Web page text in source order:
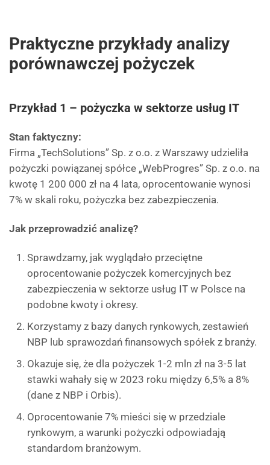
Praktyczne przykłady analizy
porównawczej pożyczek
Przykład 1 – pożyczka w sektorze usług IT
Stan faktyczny:
Firma „TechSolutions” Sp. z o.o. z Warszawy udzieliła
pożyczki powiązanej spółce „WebProgres” Sp. z o.o. na
kwotę 1 200 000 zł na 4 lata, oprocentowanie wynosi
7% w skali roku, pożyczka bez zabezpieczenia.
Jak przeprowadzić analizę?
Sprawdzamy, jak wyglądało przeciętne
oprocentowanie pożyczek komercyjnych bez
zabezpieczenia w sektorze usług IT w Polsce na
podobne kwoty i okresy.
Korzystamy z bazy danych rynkowych, zestawień
NBP lub sprawozdań finansowych spółek z branży.
Okazuje się, że dla pożyczek 1-2 mln zł na 3-5 lat
stawki wahały się w 2023 roku między 6,5% a 8%
(dane z NBP i Orbis).
Oprocentowanie 7% mieści się w przedziale
rynkowym, a warunki pożyczki odpowiadają
standardom branżowym.